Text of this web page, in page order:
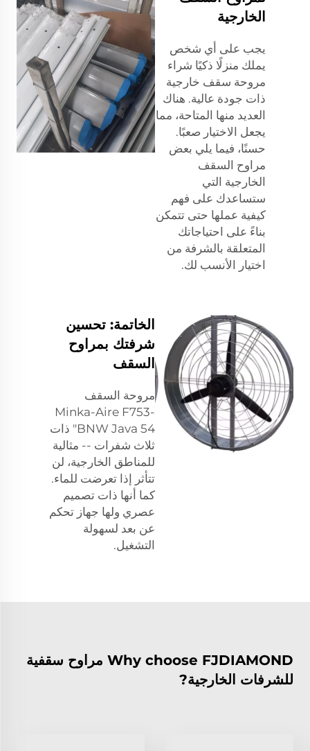
الخارجية
يجب على أي شخص
يملك منزلًا ذكيًا شراء
مروحة سقف خارجية
ذات جودة عالية. هناك
العديد منها المتاحة، مما
يجعل الاختيار صعبًا.
حسنًا، فيما يلي بعض
مراوح السقف
الخارجية التي
ستساعدك على فهم
كيفية عملها حتى تتمكن
بناءً على احتياجاتك
المتعلقة بالشرفة من
اختيار الأنسب لك.
الخاتمة: تحسين
شرفتك بمراوح
السقف
مروحة السقف
Minka-Aire F753-
BNW Java 54" ذات
ثلاث شفرات -- مثالية
للمناطق الخارجية، لن
تتأثر إذا تعرضت للماء.
كما أنها ذات تصميم
عصري ولها جهاز تحكم
عن بعد لسهولة
التشغيل.
Why choose FJDIAMOND مراوح سقفية
للشرفات الخارجية?